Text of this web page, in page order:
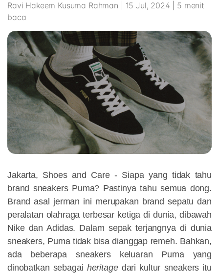
Ravi Hakeem Kusuma Rahman | 15 Jul, 2024 | 5 menit
baca
Jakarta, Shoes and Care - Siapa yang tidak tahu
brand sneakers Puma? Pastinya tahu semua dong.
Brand asal jerman ini merupakan brand sepatu dan
peralatan olahraga terbesar ketiga di dunia, dibawah
Nike dan Adidas. Dalam sepak terjangnya di dunia
sneakers, Puma tidak bisa dianggap remeh. Bahkan,
ada beberapa sneakers keluaran Puma yang
dinobatkan sebagai heritagedari kultur sneakers itu